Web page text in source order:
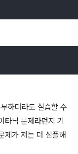
하더라도 실습할 수
타닉 문제라던지 기
제가 저는 더 심플해